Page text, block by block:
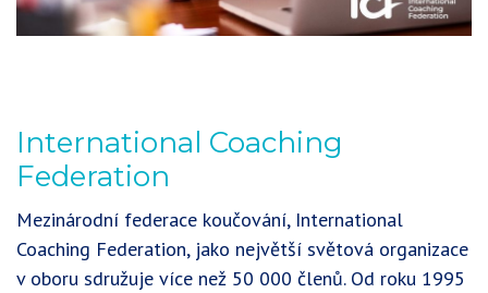
International Coaching
Federation
Mezinárodní federace koučování, International
Coaching Federation, jako největší světová organizace
v oboru sdružuje více než 50 000 členů. Od roku 1995